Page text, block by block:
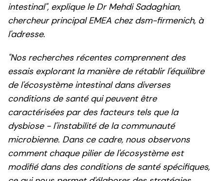
intestinal", explique le Dr Mehdi Sadaghian,
chercheur principal EMEA chez dsm-firmenich, à
l'adresse.
"Nos recherches récentes comprennent des
essais explorant la manière de rétablir l'équilibre
de l'écosystème intestinal dans diverses
conditions de santé qui peuvent être
caractérisées par des facteurs tels que la
dysbiose - l'instabilité de la communauté
microbienne. Dans ce cadre, nous observons
comment chaque pilier de l'écosystème est
modifié dans des conditions de santé spécifiques,